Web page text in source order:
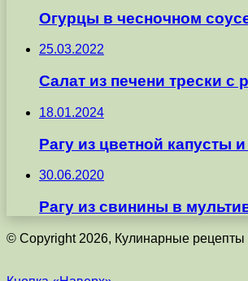
Огурцы в чесночном
25.03.2022
Салат из печени трески с
18.01.2024
Рагу из цветной капусты
30.06.2020
Рагу из свинины в
© Copyright 2026, Кулинарные рецепты